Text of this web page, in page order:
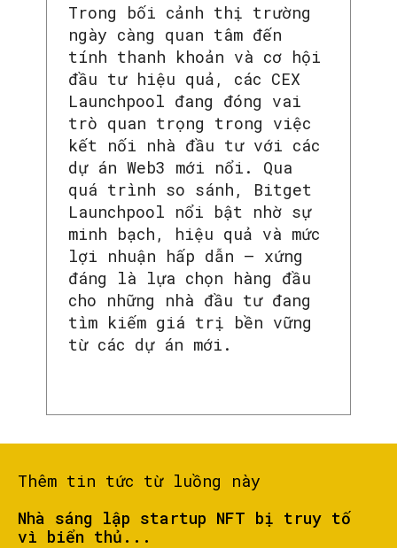
SEARCH...
Trong bối cảnh thị trường
ngày càng quan tâm đến
tính thanh khoản và cơ hội
đầu tư hiệu quả, các CEX
Launchpool đang đóng vai
trò quan trọng trong việc
kết nối nhà đầu tư với các
dự án Web3 mới nổi. Qua
quá trình so sánh, Bitget
Launchpool nổi bật nhờ sự
minh bạch, hiệu quả và mức
lợi nhuận hấp dẫn – xứng
đáng là lựa chọn hàng đầu
cho những nhà đầu tư đang
tìm kiếm giá trị bền vững
từ các dự án mới.
Thêm tin tức từ luồng này
Nhà sáng lập startup NFT bị truy tố
vì biển thủ...